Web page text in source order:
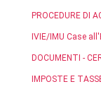
PROCEDURE DI
IVIE/IMU Case
DOCUMENTI -
IMPOSTE E